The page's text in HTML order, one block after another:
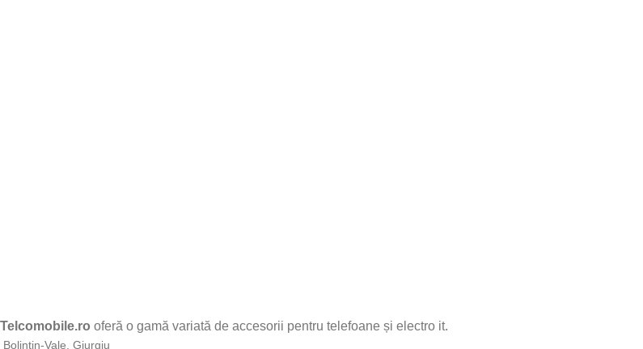
Telcomobile.ro oferă o gamă variată de accesorii pentru telefoane și electro it.
Bolintin-Vale, Giurgiu